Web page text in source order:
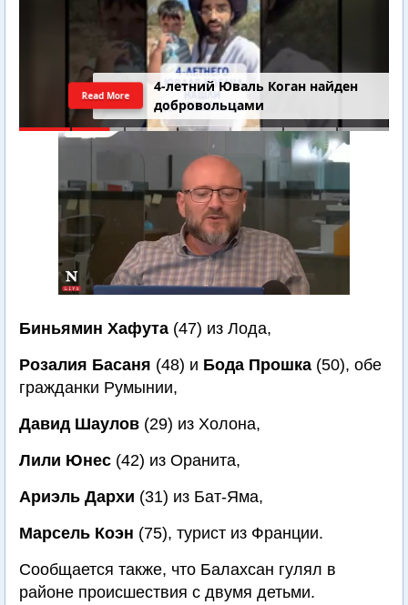
4-летний Юваль Коган найден
добровольцами
Read More
Биньямин Хафута (47) из Лода,
Розалия Басаня (48) и Бода Прошка (50), обе
гражданки Румынии,
Давид Шаулов (29) из Холона,
Лили Юнес (42) из Оранита,
Ариэль Дархи (31) из Бат-Яма,
Марсель Коэн (75), турист из Франции.
Сообщается также, что Балахсан гулял в
районе происшествия с двумя детьми.